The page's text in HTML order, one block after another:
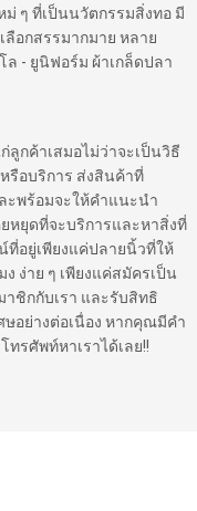
ๆ ที่เป็นนวัตกรรมสิ่งทอ มี
ลือกสรรมากมาย หลาย
ล - ยูนิฟอร์ม ผ้าเกล็ดปลา
กค้าเสมอไม่ว่าจะเป็นวิธี
รือบริการ ส่งสินค้าที่
ะพร้อมจะให้คำแนะนำ
หยุดที่จะบริการและหาสิ่งที่
ที่อยู่เพียงแค่ปลายนิ้วที่ให้
ง่าย ๆ เพียงแค่สมัครเป็น
าชิกกับเรา และรับสิทธิ
อย่างต่อเนื่อง หากคุณมีคำ
ทรศัพท์หาเราได้เลย!!